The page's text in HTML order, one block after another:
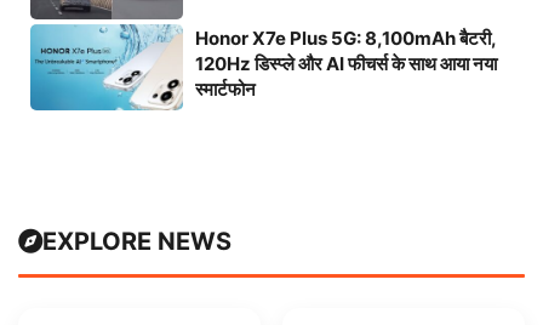
Honor X7e Plus 5G: 8,100mAh बैटरी,
120Hz डिस्प्ले और AI फीचर्स के साथ आया नया
स्मार्टफोन
EXPLORE NEWS